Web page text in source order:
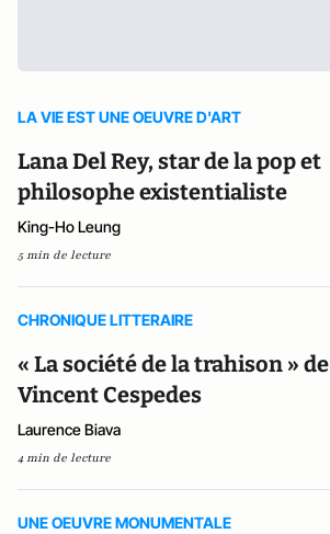
LA VIE EST UNE OEUVRE D'ART
Lana Del Rey, star de la pop et
philosophe existentialiste
King-Ho Leung
5 min de lecture
CHRONIQUE LITTERAIRE
« La société de la trahison » de
Vincent Cespedes
Laurence Biava
4 min de lecture
UNE OEUVRE MONUMENTALE